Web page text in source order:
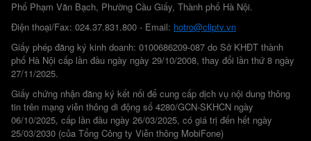
Phố Phạm Văn Bạch, Phường Cầu Giấy, Thành phố Hà Nội.
Điện thoại/Fax: 024.37.831.800 - Email: hotro@cliptv.vn
Giấy phép đăng ký kinh doanh: 0100686209-087 do Sở KHĐT thành
phố Hà Nội cấp lần đầu ngày ngày 29/10/2008, thay đổi lần thứ 8 ngày
27/11/2025.
Giấy chứng nhận đăng ký kết nối để cung cấp dịch vụ nội dung thông
tin trên mạng viễn thông di động số 4280/GCN-SKHCN ngày
06/10/2025, cấp lần đầu ngày 26/03/2025, có giá trị đến hết ngày
25/03/2030 (của Tổng Công ty Viễn thông MobiFone)